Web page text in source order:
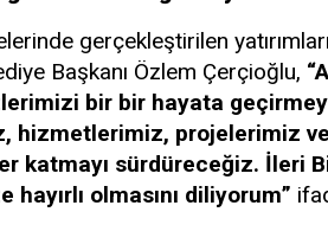
gerçekleştirilen
Başkanı Özlem Çerçioğlu,
bir bir hayata
hizmetlerimiz, projelerimiz
katmayı sürdüreceğiz. İleri
hayırlı olmasını diliyorum”